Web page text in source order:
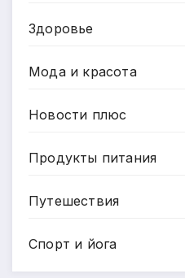
Здоровье
Мода и красота
Новости плюс
Продукты питания
Путешествия
Спорт и йога